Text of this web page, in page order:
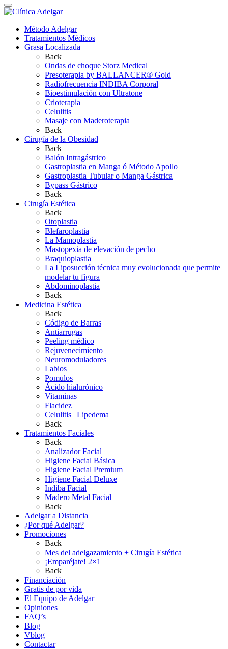
Método Adelgar
Tratamientos Médicos
Grasa Localizada
Back
Ondas de choque Storz Medical
Presoterapia by BALLANCER® Gold
Radiofrecuencia INDIBA Corporal
Bioestimulación con Ultratone
Crioterapia
Celulitis
Masaje con Maderoterapia
Back
Cirugía de la Obesidad
Back
Balón Intragástrico
Gastroplastia en Manga ó Método Apollo
Gastroplastia Tubular o Manga Gástrica
Bypass Gástrico
Back
Cirugía Estética
Back
Otoplastia
Blefaroplastia
La Mamoplastia
Mastopexia de elevación de pecho
Braquioplastia
La Liposucción técnica muy evolucionada que permite
modelar tu figura
Abdominoplastia
Back
Medicina Estética
Back
Código de Barras
Antiarrugas
Peeling médico
Rejuvenecimiento
Neuromoduladores
Labios
Pomulos
Ácido hialurónico
Vitaminas
Flacidez
Celulitis | Lipedema
Back
Tratamientos Faciales
Back
Analizador Facial
Higiene Facial Básica
Higiene Facial Premium
Higiene Facial Deluxe
Indiba Facial
Madero Metal Facial
Back
Adelgar a Distancia
¿Por qué Adelgar?
Promociones
Back
Mes del adelgazamiento + Cirugía Estética
¡Emparéjate! 2×1
Back
Financiación
Gratis de por vida
El Equipo de Adelgar
Opiniones
FAQ’s
Blog
Vblog
Contactar